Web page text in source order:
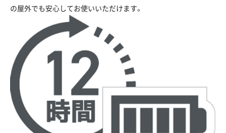
の屋外でも安心してお使いいただけます。